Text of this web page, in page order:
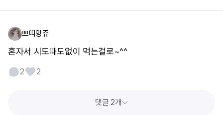
쁘띠앙쥬
혼자서 시도때도없이 먹는걸로~^^
2 2
댓글 2개